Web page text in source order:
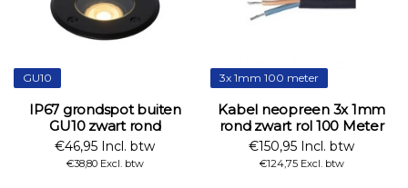
GU10
IP67 grondspot buiten
GU10 zwart rond
€46,95 Incl. btw
€38,80 Excl. btw
3x 1mm 100 meter
Kabel neopreen 3x 1mm
rond zwart rol 100 Meter
€150,95 Incl. btw
€124,75 Excl. btw